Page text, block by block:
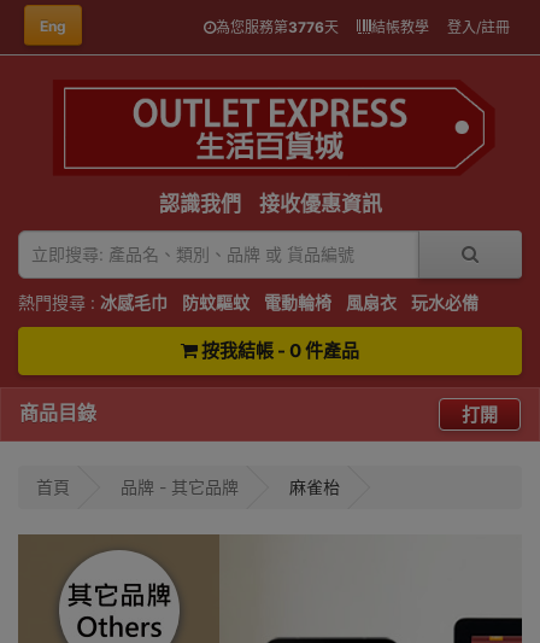
Eng 為您服務第3776天 結帳教學 登入/註冊
認識我們 接收優惠資訊
熱門搜尋 : 冰感毛巾 防蚊驅蚊 電動輪椅 風扇衣 玩水必備
按我結帳 - 0 件產品
商品目錄 打開
首頁 品牌 - 其它品牌 麻雀枱